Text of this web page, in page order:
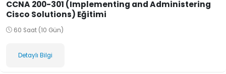
CCNA 200-301 (Implementing and Administering
Cisco Solutions) Eğitimi
60 Saat (10 Gün)
Detaylı Bilgi